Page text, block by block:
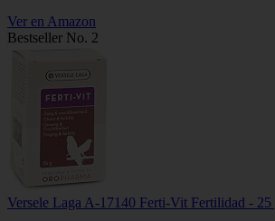
Ver en Amazon
Bestseller No. 2
Versele Laga A-17140 Ferti-Vit Fertilidad - 25